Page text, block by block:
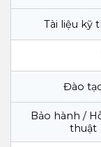
Tài liệu kỹ
Đào
Bảo hành /
thuật